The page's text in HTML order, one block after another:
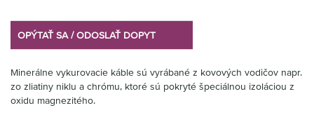
Nákupný zoznam
Partner Zone
OPÝTAŤ SA / ODOSLAŤ DOPYT
Minerálne vykurovacie káble sú vyrábané z kovových vodičov napr.
zo zliatiny niklu a chrómu, ktoré sú pokryté špeciálnou izoláciou z
oxidu magnezitého.